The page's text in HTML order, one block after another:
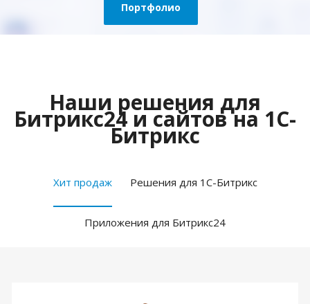
Портфолио
Наши решения для
Битрикс24 и сайтов на 1С-
Битрикс
Хит продаж Решения для 1С-Битрикс
Приложения для Битрикс24